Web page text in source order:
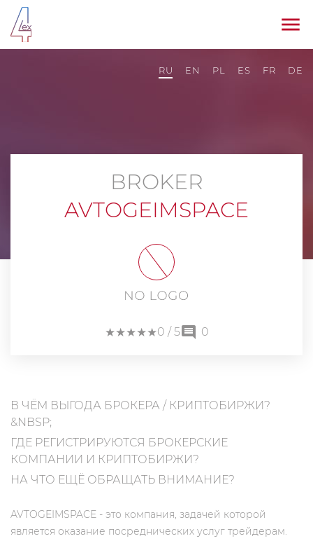
RU EN PL ES FR DE
BROKER
AVTOGEIMSPACE
★★
★★
★★
★★
★★
0 / 5 0
В ЧЁМ ВЫГОДА БРОКЕРА / КРИПТОБИРЖИ?
&NBSP;
ГДЕ РЕГИСТРИРУЮТСЯ БРОКЕРСКИЕ
КОМПАНИИ И КРИПТОБИРЖИ?
НА ЧТО ЕЩЁ ОБРАЩАТЬ ВНИМАНИЕ?
AVTOGEIMSPACE - это компания, задачей которой
является оказание посреднических услуг трейдерам.